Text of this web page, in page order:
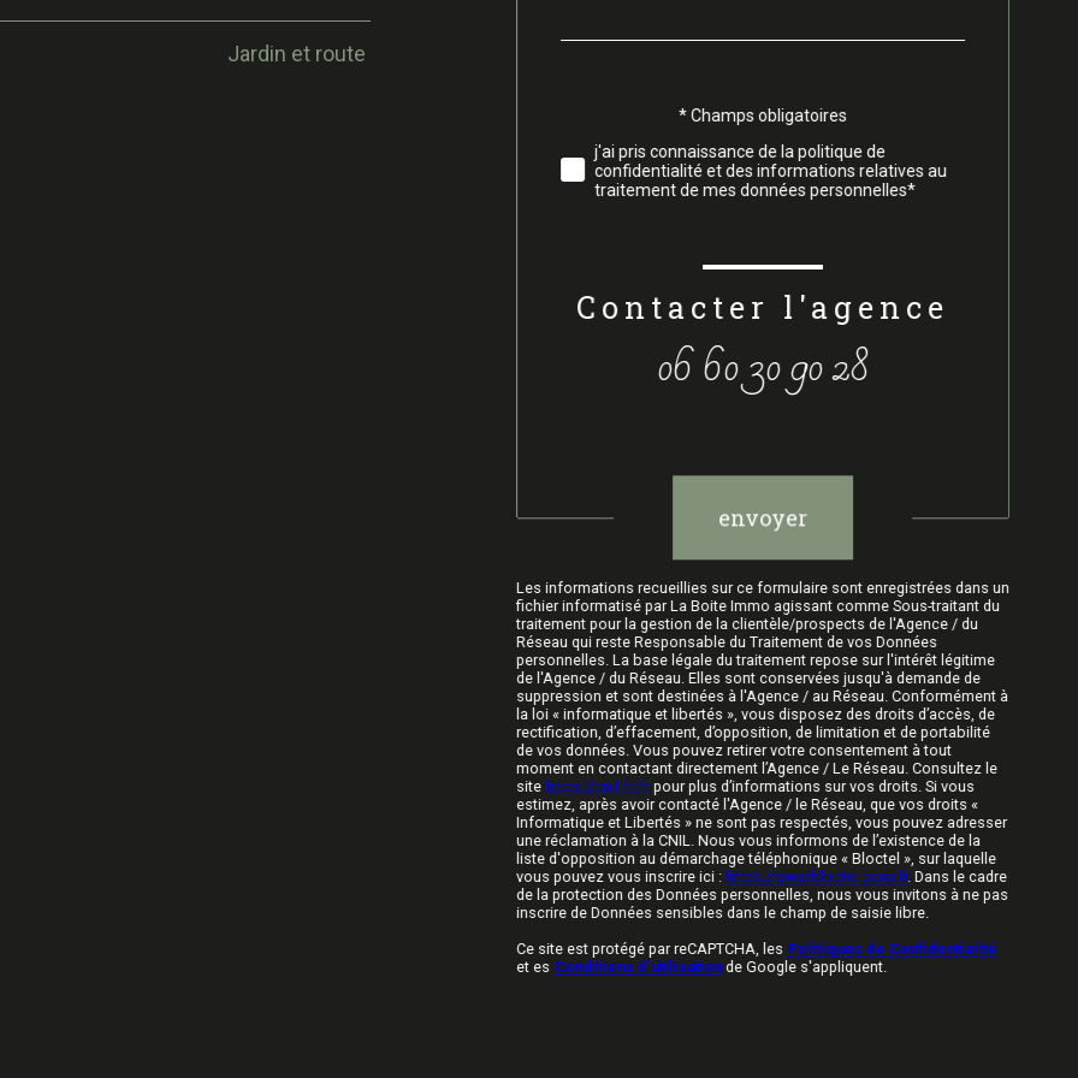
Jardin et route défaut
Validation* Champs obligatoires
j'ai pris connaissance de la politique de
confidentialité et des informations relatives au
traitement de mes données personnelles*
contacter l'agence
06 60 30 90 28
envoyer
Les informations recueillies sur ce formulaire sont enregistrées dans un
fichier informatisé par La Boite Immo agissant comme Sous-traitant du
traitement pour la gestion de la clientèle/prospects de l'Agence / du
Réseau qui reste Responsable du Traitement de vos Données
personnelles. La base légale du traitement repose sur l'intérêt légitime
de l'Agence / du Réseau. Elles sont conservées jusqu'à demande de
suppression et sont destinées à l'Agence / au Réseau. Conformément à
la loi « informatique et libertés », vous disposez des droits d’accès, de
rectification, d’effacement, d’opposition, de limitation et de portabilité
de vos données. Vous pouvez retirer votre consentement à tout
moment en contactant directement l’Agence / Le Réseau. Consultez le
site https://cnil.fr/frpour plus d’informations sur vos droits. Si vous
estimez, après avoir contacté l'Agence / le Réseau, que vos droits «
Informatique et Libertés » ne sont pas respectés, vous pouvez adresser
une réclamation à la CNIL. Nous vous informons de l’existence de la
liste d'opposition au démarchage téléphonique « Bloctel », sur laquelle
vous pouvez vous inscrire ici : https://www.bloctel.gouv.fr. Dans le cadre
de la protection des Données personnelles, nous vous invitons à ne pas
inscrire de Données sensibles dans le champ de saisie libre.
Ce site est protégé par reCAPTCHA, les Politiques de Confidentialité
et es Conditions d'utilisation de Google s'appliquent.